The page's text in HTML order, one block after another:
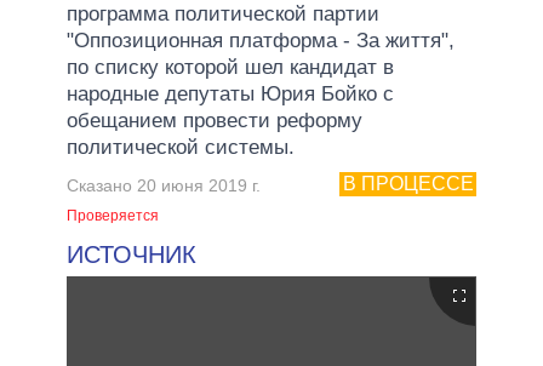
программа политической партии
"Оппозиционная платформа - За життя",
по списку которой шел кандидат в
народные депутаты Юрия Бойко с
обещанием провести реформу
политической системы.
В ПРОЦЕССЕ
Сказано 20 июня 2019 г.
Проверяется
ИСТОЧНИК